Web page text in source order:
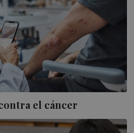
el cáncer